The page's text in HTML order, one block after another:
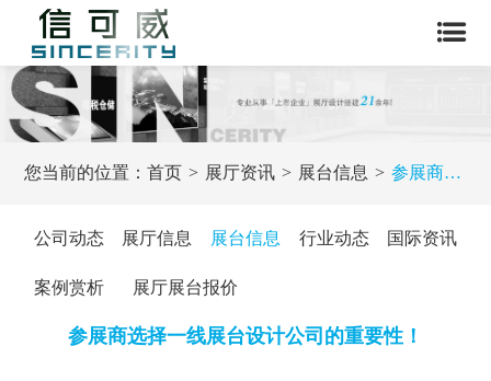
您当前的位置：首页 展厅资讯 展台信息 参展商选择一线展台设计公司的重要性！
公司动态 展厅信息 展台信息 行业动态 国际资讯
案例赏析 展厅展台报价
参展商选择一线展台设计公司的重要性！